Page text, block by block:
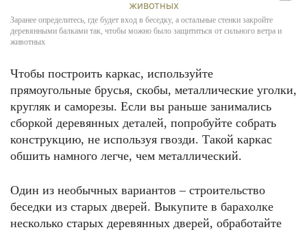
Заранее определитесь, где будет вход в беседку, а остальные стенки закройте
деревянными балками так, чтобы можно было защититься от сильного ветра и
животных
Чтобы построить каркас, используйте
прямоугольные брусья, скобы, металлические уголки,
кругляк и саморезы. Если вы раньше занимались
сборкой деревянных деталей, попробуйте собрать
конструкцию, не используя гвозди. Такой каркас
обшить намного легче, чем металлический.
Один из необычных вариантов – строительство
беседки из старых дверей. Выкупите в барахолке
несколько старых деревянных дверей, обработайте